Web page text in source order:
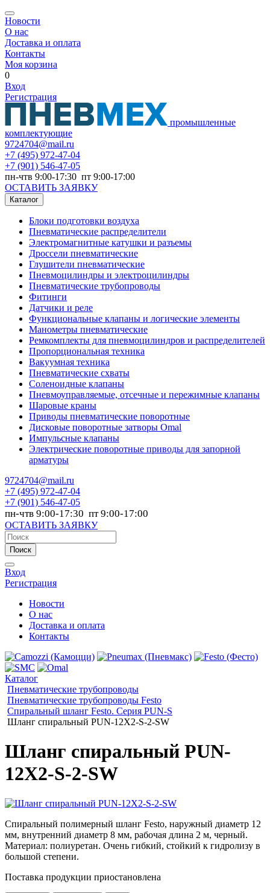
Новости
О нас
Доставка и оплата
Контакты
Моя корзина
0
Вход
Регистрация
промышленные
комплектующие
9724704@mail.ru
+7 (495) 972-47-04
+7 (901) 546-47-05
пн-чтв 9:00-17:30 пт 9:00-17:00
ОСТАВИТЬ ЗАЯВКУ
Каталог
Блоки подготовки воздуха
Пневматические распределители
Электромагнитные катушки и разъемы
Дроссели пневматические
Глушители пневматические
Пневмоцилиндры и электроцилиндры
Пневматические трубопроводы
Фитинги
Датчики и реле
Функциональные клапаны и логические элементы
Манометры пневматические
Ремкомплекты для пневмоцилиндров и распределителей
Пропорциональная техника
Вакуумная техника
Пневматические схваты
Соленоидные клапаны
Пневмоуправляемые, отсечные и пережимные клапаны
Шаровые краны
Приводы пневматические поворотные
Дисковые поворотные затворы Omal
Импульсные клапаны
Электрические поворотные приводы для запорной
арматуры
9724704@mail.ru
+7 (495) 972-47-04
+7 (901) 546-47-05
пн-чтв 9:00-17:30 пт 9:00-17:00
ОСТАВИТЬ ЗАЯВКУ
Поиск
Вход
Регистрация
Новости
О нас
Доставка и оплата
Контакты
Каталог
Пневматические трубопроводы
Пневматические трубопроводы Festo
Спиральный шланг Festo. Серия PUN-S
Шланг спиральный PUN-12X2-S-2-SW
Шланг спиральный PUN-
12X2-S-2-SW
Спиральный полимерный шланг Festo, наружный диаметр 12
мм, внутренний диаметр 8 мм, рабочая длина 2 м, черный.
Материал: полиуретан. Очень гибкий, стойкий к гидролизу в
большой степени.
Поставка продукции приостановлена